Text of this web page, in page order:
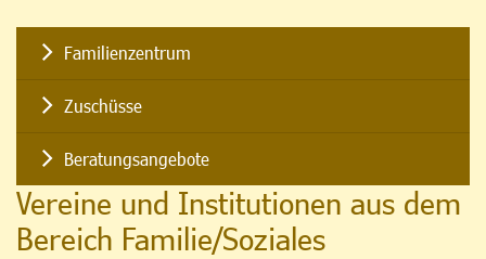
Familienzentrum
Zuschüsse
Beratungsangebote
Vereine und Institutionen aus dem
Bereich Familie/Soziales